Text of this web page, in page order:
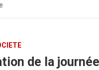
de la journée